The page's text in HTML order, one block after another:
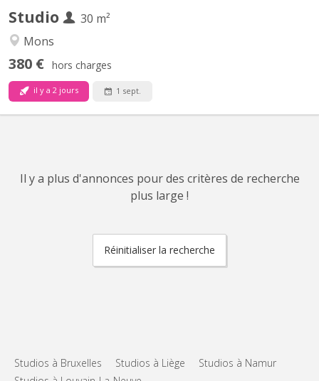
Studio
30 m²
Mons
380 € hors charges
il y a 2 jours 1 sept.
Il y a plus d'annonces pour des critères de recherche
plus large !
Réinitialiser la recherche
Studios à Bruxelles Studios à Liège
Studios à Namur